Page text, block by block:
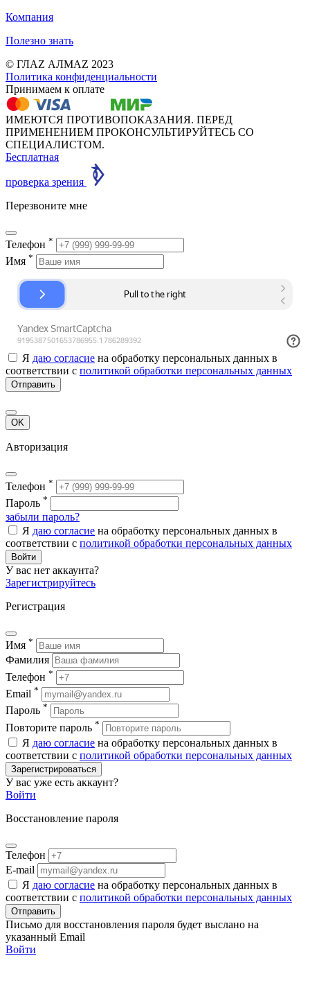
Компания
Полезно знать
© ГЛАZ АЛМАZ 2023
Политика конфиденциальности
Принимаем к оплате
ИМЕЮТСЯ ПРОТИВОПОКАЗАНИЯ. ПЕРЕД
ПРИМЕНЕНИЕМ ПРОКОНСУЛЬТИРУЙТЕСЬ СО
СПЕЦИАЛИСТОМ.
Бесплатная
проверка зрения
Перезвоните мне
Телефон *
Имя *
Я даю согласие на обработку персональных данных в
соответствии с политикой обработки персональных данных
Отправить
OK
Авторизация
Телефон *
Пароль *
забыли пароль?
Я даю согласие на обработку персональных данных в
соответствии с политикой обработки персональных данных
Войти
У вас нет аккаунта?
Зарегистрируйтесь
Регистрация
Имя *
Фамилия
Телефон *
Email *
Пароль *
Повторите пароль *
Я даю согласие на обработку персональных данных в
соответствии с политикой обработки персональных данных
Зарегистрироваться
У вас уже есть аккаунт?
Войти
Восстановление пароля
Телефон
E-mail
Я даю согласие на обработку персональных данных в
соответствии с политикой обработки персональных данных
Отправить
Письмо для восстановления пароля будет выслано на
указанный Email
Войти